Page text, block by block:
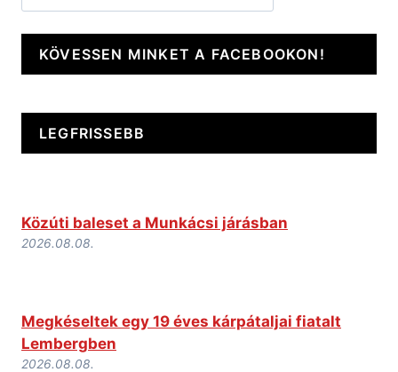
KÖVESSEN MINKET A FACEBOOKON!
LEGFRISSEBB
Közúti baleset a Munkácsi járásban
2026.08.08.
Megkéseltek egy 19 éves kárpátaljai fiatalt
Lembergben
2026.08.08.